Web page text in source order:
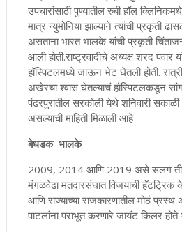
उपचारांसाठी पुण्यातील रुबी हॉल
मात्र न्युमोनिया झाल्याने त्यांची प्रकृती
असताना भारत भालके यांची प्रकृती
आली होती.राष्ट्रवादीचे अध्यक्ष शरद पवार
हॉस्पिटलमध्ये जाऊन भेट घेतली होती. रात्री
अखेरचा श्वास घेतल्याचं हॉस्पिटलकडून
पंढरपुरातील सरकोली येथे शनिवारी
असल्याची माहिती मिळाली आहे
बेधडक भालके
2009, 2014 आणि 2019 असे सलग तीन
मंगळवेढा मतदारसंघात विजयाची हॅटट्रिक
आणि राज्याच्या राजकारणातील मोठं प्रस्थ
पाटलांना पराभूत करणारे जायंट किलर